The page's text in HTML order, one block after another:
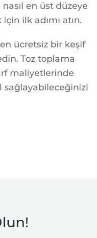
en üst düzeye
ilk adımı atın.
ücretsiz bir keşif
Toz toplama
maliyetlerinde
sağlayabileceğinizi